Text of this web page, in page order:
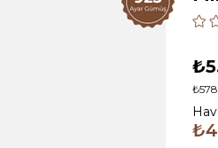
₺578